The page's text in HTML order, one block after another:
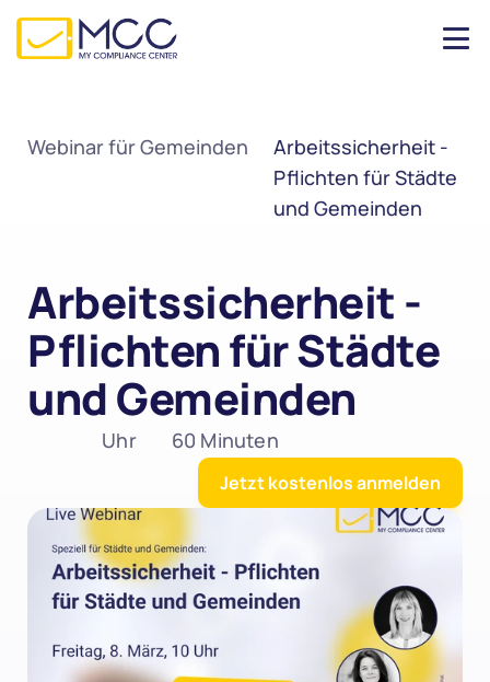
Webinar für Gemeinden
Arbeitssicherheit -
Pflichten für Städte
und Gemeinden
Arbeitssicherheit -
Pflichten für Städte
und Gemeinden
Uhr 60 Minuten
Jetzt kostenlos anmelden